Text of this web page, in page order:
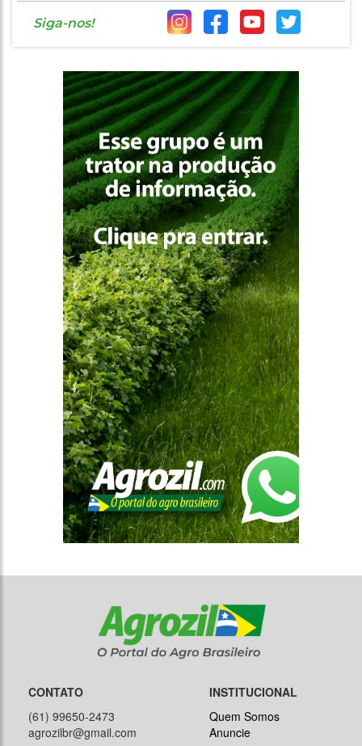
Siga-nos!
CONTATO
(61) 99650-2473
agrozilbr@gmail.com
INSTITUCIONAL
Quem Somos
Anuncie